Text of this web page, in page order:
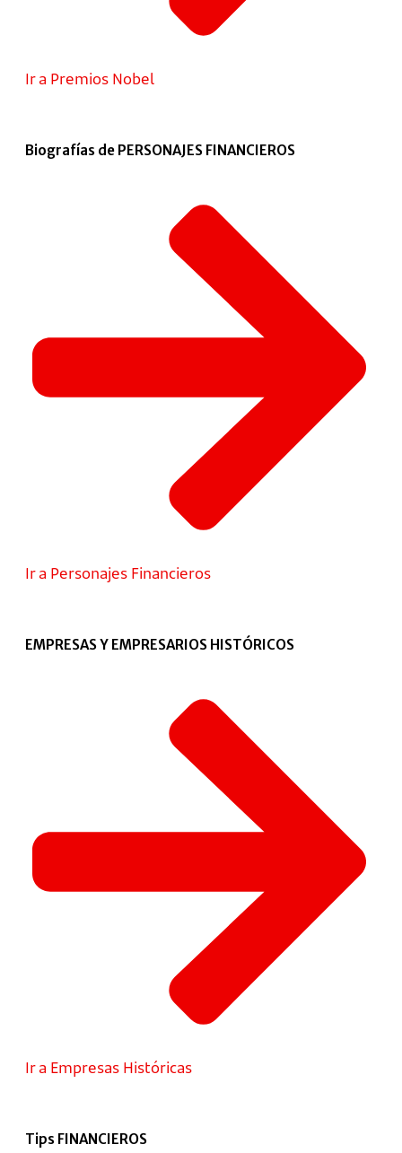
Ir a Premios Nobel
Biografías de PERSONAJES FINANCIEROS
Ir a Personajes Financieros
EMPRESAS Y EMPRESARIOS HISTÓRICOS
Ir a Empresas Históricas
Tips FINANCIEROS